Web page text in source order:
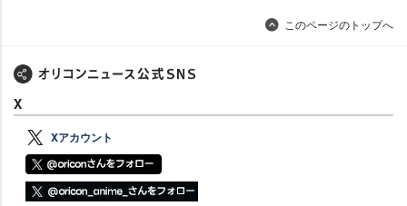
このページのトップへ
X
Xアカウント